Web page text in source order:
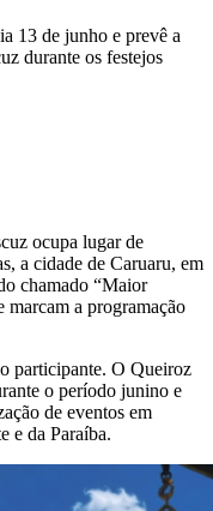
13 de junho e prevê a
durante os festejos
ocupa lugar de
a cidade de Caruaru, em
chamado “Maior
marcam a programação
participante. O Queiroz
o período junino e
de eventos em
e da Paraíba.